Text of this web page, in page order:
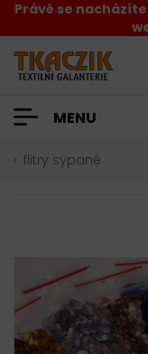
Právě se
MENU
flitry sypané